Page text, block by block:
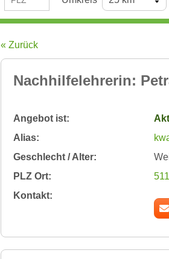
« Zurück
Nachhilfelehrerin:
Angebot ist:
Alias:
Geschlecht / Alter:
PLZ Ort:
Kontakt: